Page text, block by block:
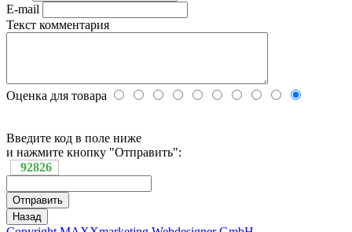
E-mail
Текст комментария
Оценка для товара
Введите код в поле ниже
и нажмите кнопку "Отправить":
92826